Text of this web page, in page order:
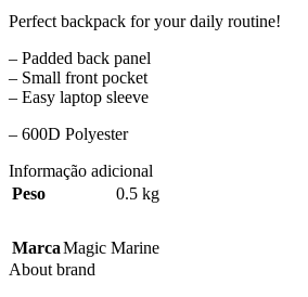
Perfect backpack for your daily routine!
– Padded back panel
– Small front pocket
– Easy laptop sleeve
– 600D Polyester
Informação adicional
Peso
0.5 kg
MarcaMagic Marine
About brand